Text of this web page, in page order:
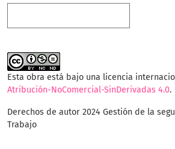
Esta obra está bajo una licencia
Atribución-NoComercial-SinDerivadas 4.0.
Derechos de autor 2024 Gestión de la
Trabajo